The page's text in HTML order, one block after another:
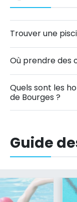
Trouver une
Où prendre des
Quels sont les
de Bourges ?
Guide